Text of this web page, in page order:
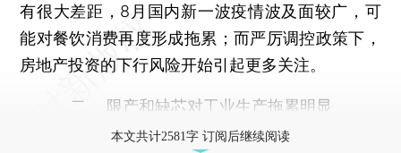
有很大差距，8月国内新一波疫情波及面较广，可
能对餐饮消费再度形成拖累；而严厉调控政策下，
房地产投资的下行风险开始引起更多关注。
二、 限产和缺芯对工业生产拖累明显
本文共计2581字 订阅后继续阅读